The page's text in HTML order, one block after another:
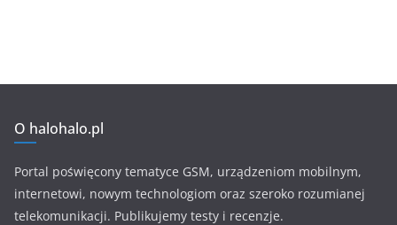
O halohalo.pl
Portal poświęcony tematyce GSM, urządzeniom mobilnym,
internetowi, nowym technologiom oraz szeroko rozumianej
telekomunikacji. Publikujemy testy i recenzje.